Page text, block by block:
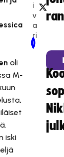
oli
M-
iski
i
v
a
ri
Newer Post